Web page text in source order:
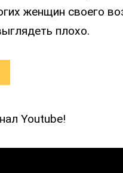
женщин своего
плохо.
Youtube!